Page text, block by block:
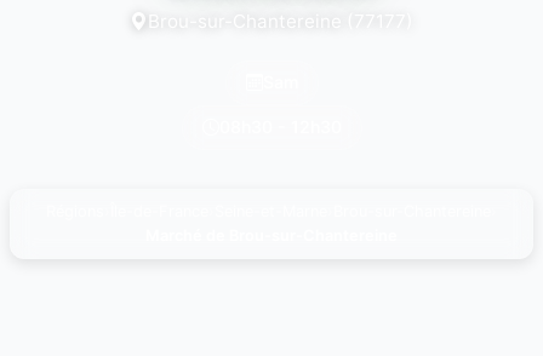
Brou-sur-Chantereine (77177)